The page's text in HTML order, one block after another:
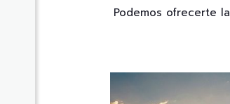
Podemos ofrecerte la